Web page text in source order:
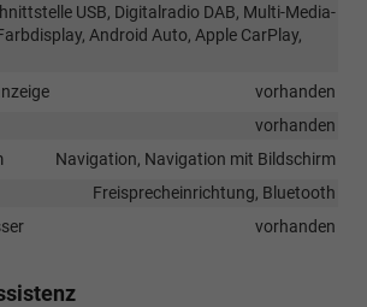
USB, Digitalradio DAB, Multi-Media-
Android Auto, Apple CarPlay,
vorhanden
vorhanden
Navigation, Navigation mit Bildschirm
Freisprecheinrichtung, Bluetooth
vorhanden